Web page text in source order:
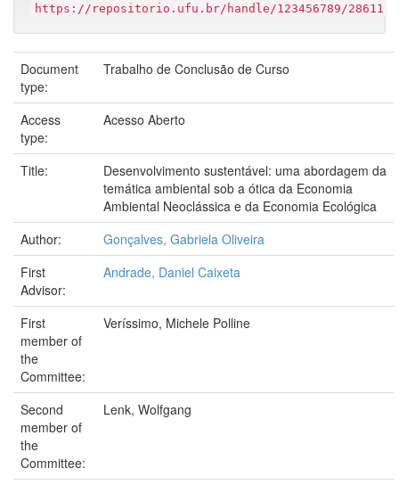
https://repositorio.ufu.br/handle/123456789/28611
Document
type:
Trabalho de Conclusão de Curso
Access
type:
Acesso Aberto
Title:
Desenvolvimento sustentável: uma abordagem da
temática ambiental sob a ótica da Economia
Ambiental Neoclássica e da Economia Ecológica
Author:
Gonçalves, Gabriela Oliveira
First
Advisor:
Andrade, Daniel Caixeta
First
member of
the
Committee:
Veríssimo, Michele Polline
Second
member of
the
Committee:
Lenk, Wolfgang